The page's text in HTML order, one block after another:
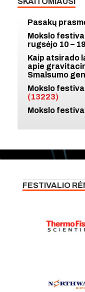
Pasakų
Mokslo
rugsėjo 10 –
Kaip atsirado
apie
Smalsumo
Mokslo
(13223)
Mokslo
FESTIVALIO